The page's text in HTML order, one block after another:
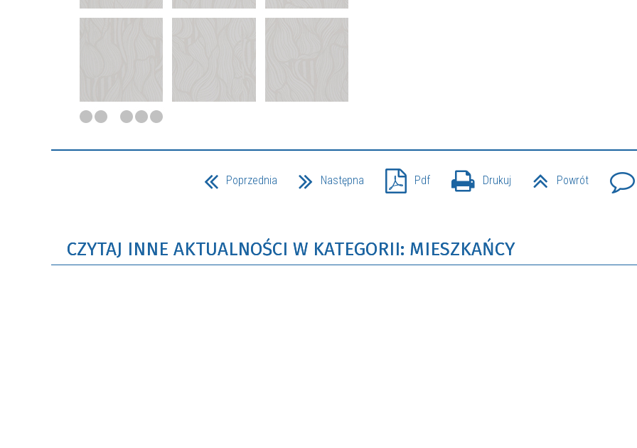
Poprzednia Następna Pdf Drukuj Powrót
CZYTAJ INNE AKTUALNOŚCI W KATEGORII: MIESZKAŃCY